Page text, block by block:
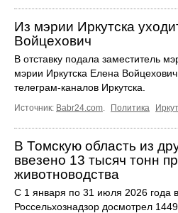
Из мэрии Иркутска
Войцехович
В отставку подала заместитель
мэрии Иркутска Елена
телеграм‑каналов Иркутска.
Источник: Babr24.com Политика
В Томскую область из
ввезено 13 тысяч тонн
животноводства
С 1 января по 31 июля 2026 года
Россельхознадзор досмотрел